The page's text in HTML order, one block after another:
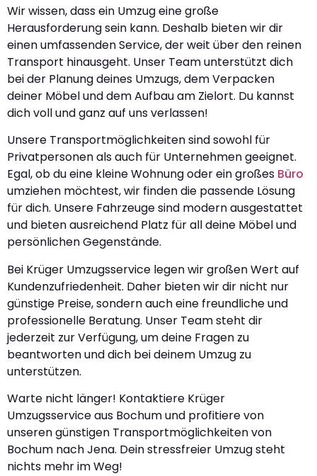
Wir wissen, dass ein Umzug eine große
Herausforderung sein kann. Deshalb bieten wir dir
einen umfassenden Service, der weit über den reinen
Transport hinausgeht. Unser Team unterstützt dich
bei der Planung deines Umzugs, dem Verpacken
deiner Möbel und dem Aufbau am Zielort. Du kannst
dich voll und ganz auf uns verlassen!
Unsere Transportmöglichkeiten sind sowohl für
Privatpersonen als auch für Unternehmen geeignet.
Egal, ob du eine kleine Wohnung oder ein großes Büro
umziehen möchtest, wir finden die passende Lösung
für dich. Unsere Fahrzeuge sind modern ausgestattet
und bieten ausreichend Platz für all deine Möbel und
persönlichen Gegenstände.
Bei Krüger Umzugsservice legen wir großen Wert auf
Kundenzufriedenheit. Daher bieten wir dir nicht nur
günstige Preise, sondern auch eine freundliche und
professionelle Beratung. Unser Team steht dir
jederzeit zur Verfügung, um deine Fragen zu
beantworten und dich bei deinem Umzug zu
unterstützen.
Warte nicht länger! Kontaktiere Krüger
Umzugsservice aus Bochum und profitiere von
unseren günstigen Transportmöglichkeiten von
Bochum nach Jena. Dein stressfreier Umzug steht
nichts mehr im Weg!